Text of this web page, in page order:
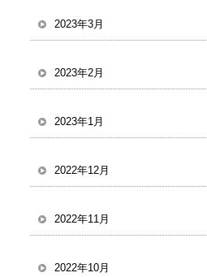
2023年3月
2023年2月
2023年1月
2022年12月
2022年11月
2022年10月